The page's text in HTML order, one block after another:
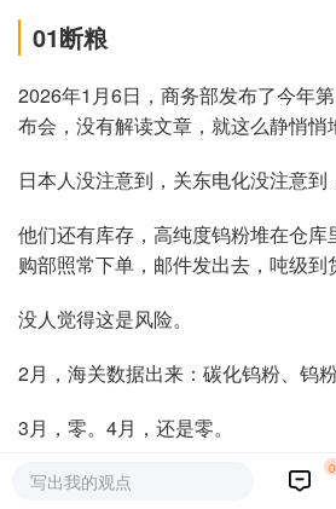
01断粮
2026年1月6日，商务部发布了今年
布会，没有解读文章，就这么静悄悄
日本人没注意到，关东电化没注意到
他们还有库存，高纯度钨粉堆在仓
购部照常下单，邮件发出去，吨级到
没人觉得这是风险。
2月，海关数据出来：碳化钨粉、
3月，零。4月，还是零。
据共同社援引海关总署数据，2026
写出我的观点
0